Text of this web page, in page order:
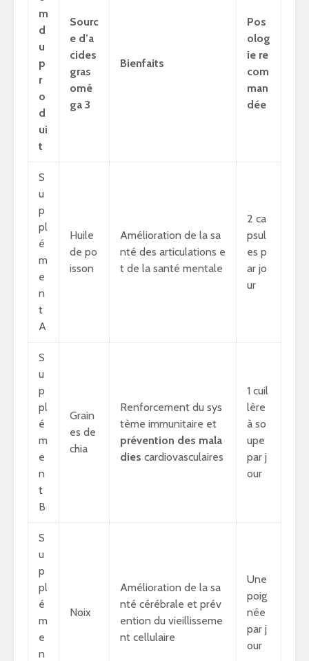
m
d
u
p
r
o
d
ui
t
Sourc
e d’a
cides
gras
omé
ga 3
Bienfaits
Pos
olog
ie re
com
man
dée
S
u
p
pl
é
m
e
n
t
A
Huile
de po
isson
Amélioration de la sa
nté des articulations e
t de la santé mentale
2 ca
psul
es p
ar jo
ur
S
u
p
pl
é
m
e
n
t
B
Grain
es de
chia
Renforcement du sys
tème immunitaire et
prévention des mala
dies cardiovasculaires
1 cuil
lère
à so
upe
par j
our
S
u
p
pl
é
m
e
n
Noix
Amélioration de la sa
nté cérébrale et prév
ention du vieillisseme
nt cellulaire
Une
poig
née
par j
our